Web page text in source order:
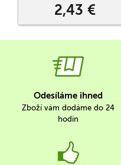
2,43 €
Odesíláme ihned
Zboží vám dodáme do 24
hodin